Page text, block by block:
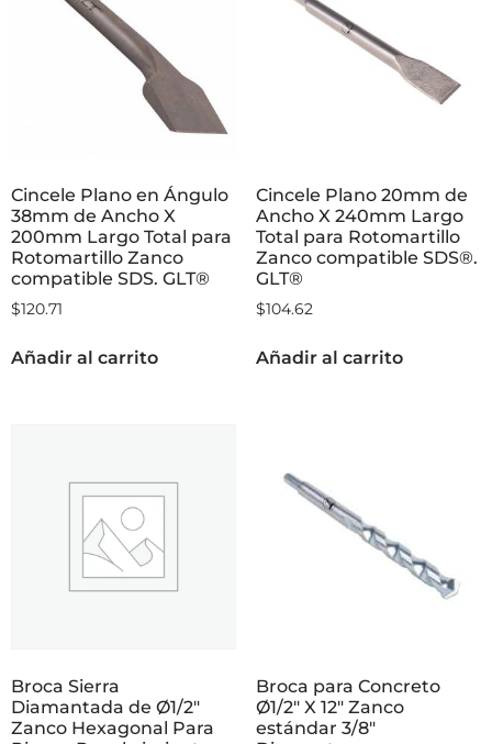
Cincele Plano en Ángulo
38mm de Ancho X
200mm Largo Total para
Rotomartillo Zanco
compatible SDS. GLT®
$120.71
Añadir al carrito
Cincele Plano 20mm de
Ancho X 240mm Largo
Total para Rotomartillo
Zanco compatible SDS®.
GLT®
$104.62
Añadir al carrito
Broca Sierra
Diamantada de Ø1/2″
Zanco Hexagonal Para
Broca para Concreto
Ø1/2″ X 12″ Zanco
estándar 3/8″